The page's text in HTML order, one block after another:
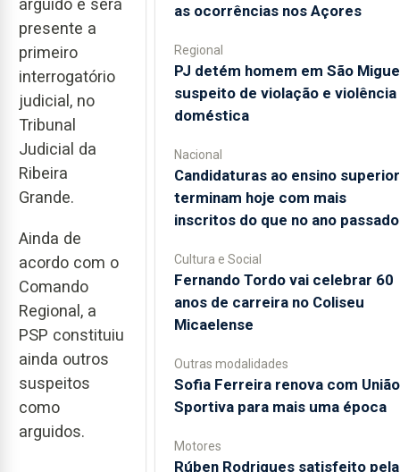
arguido e será
presente a
primeiro
interrogatório
judicial, no
Tribunal
Judicial da
Ribeira
Grande.
Ainda de
acordo com o
Comando
Regional, a
PSP constituiu
ainda outros
suspeitos
como
arguidos.
as ocorrências nos Açores
Regional
PJ detém homem em São
suspeito de violação e violência
doméstica
Nacional
Candidaturas ao ensino superior
terminam hoje com mais
inscritos do que no ano passado
Cultura e Social
Fernando Tordo vai celebrar 60
anos de carreira no Coliseu
Micaelense
Outras modalidades
Sofia Ferreira renova com União
Sportiva para mais uma época
Motores
Rúben Rodrigues satisfeito pela